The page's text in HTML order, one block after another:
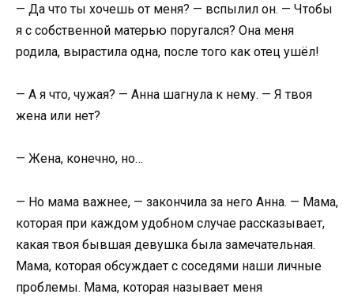
— Да что ты хочешь от меня? — вспылил он. — Чтобы
я с собственной матерью поругался? Она меня
родила, вырастила одна, после того как отец ушёл!
— А я что, чужая? — Анна шагнула к нему. — Я твоя
жена или нет?
— Жена, конечно, но…
— Но мама важнее, — закончила за него Анна. — Мама,
которая при каждом удобном случае рассказывает,
какая твоя бывшая девушка была замечательная.
Мама, которая обсуждает с соседями наши личные
проблемы. Мама, которая называет меня